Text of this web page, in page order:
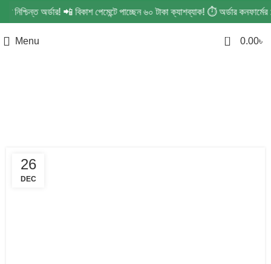
নিশ্চিন্ত অর্ডার! 📲 বিকাশ পেমেন্টে পাচ্ছেন ৬০ টাকা ক্যাশব্যাক! ⏱️ অর্ডার
Menu 0 0.00৳
26
DEC